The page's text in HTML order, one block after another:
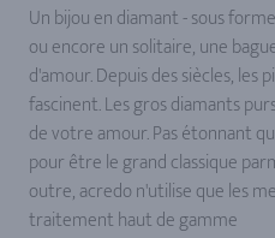
Un bijou en diamant - sous
ou encore un solitaire, une
d'amour. Depuis des siècles,
fascinent. Les gros diamants
de votre amour. Pas étonnant
pour être le grand classique
outre, acredo n'utilise que les
traitement haut de gamme